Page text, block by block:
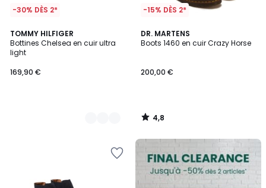
-30% DÈS 2*
TOMMY HILFIGER
Bottines Chelsea en cuir ultra
light
169,90 €
2
Couleurs
-15% DÈS 2*
DR. MARTENS
Boots 1460 en cuir Crazy Horse
200,00 €
4,8
/ 5
4,8
/
FINAL
CLEARANCE